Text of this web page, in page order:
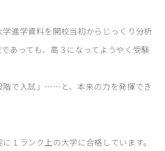
進学資料を開校当初からじっくり分析
あっても、高３になってようやく受験
階で入試」……と、本来の力を発揮でき
１ランク上の大学に合格しています。